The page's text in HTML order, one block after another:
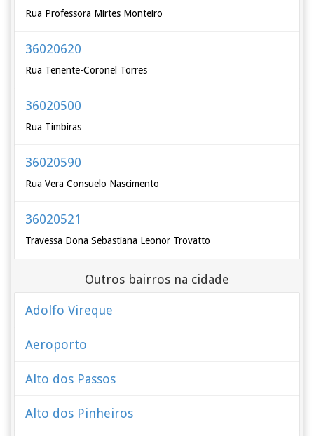
Rua Professora Mirtes Monteiro
36020620
Rua Tenente-Coronel Torres
36020500
Rua Timbiras
36020590
Rua Vera Consuelo Nascimento
36020521
Travessa Dona Sebastiana Leonor Trovatto
Outros bairros na cidade
Adolfo Vireque
Aeroporto
Alto dos Passos
Alto dos Pinheiros